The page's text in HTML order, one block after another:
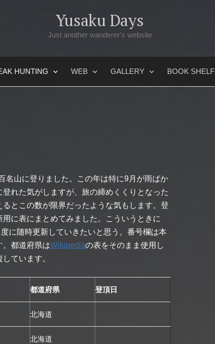
Yusaku Days
Just another wanderer's website
HUNTING WEB GALLERY BOOK SHELF
名山に登りました。この年は特に9月が雨ばか
れた気がしますが、旅の締めくくりとなった
とこの数が限界だったような気もします。登
に表にまとめてみました。こういうときに
に随時更新していきたいと思う。番号欄は本
。都道府県はWikipediaの表をそのまま使用し
ています。
都道府県 登頂日
北海道
北海道